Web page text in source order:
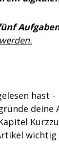
hast
wichtig